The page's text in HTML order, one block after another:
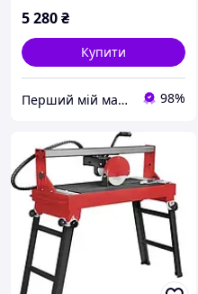
5 280₴
Купити
Перший мій маркет 98%